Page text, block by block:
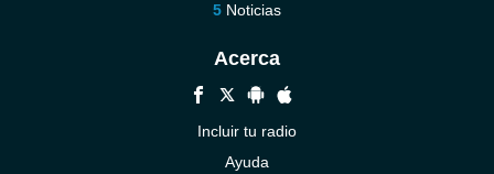
Noticias
Acerca
Incluir tu radio
Ayuda